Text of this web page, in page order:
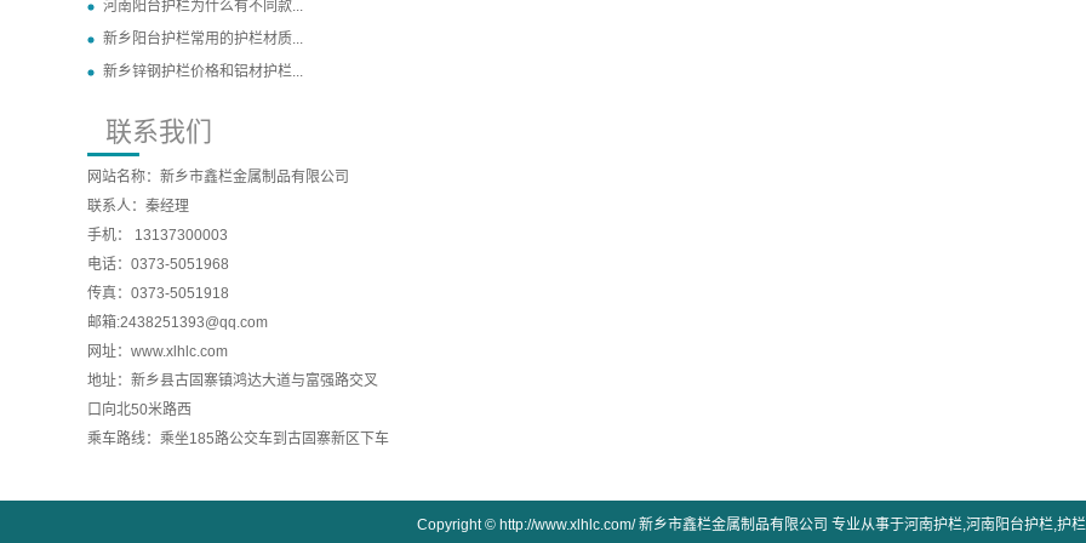
河南阳台护栏为什么有不同款...
新乡阳台护栏常用的护栏材质...
新乡锌钢护栏价格和铝材护栏...
联系我们
网站名称：新乡市鑫栏金属制品有限公司
联系人：秦经理
手机： 13137300003
电话：0373-5051968
传真：0373-5051918
邮箱:2438251393@qq.com
网址：www.xlhlc.com
地址：新乡县古固寨镇鸿达大道与富强路交叉
口向北50米路西
乘车路线：乘坐185路公交车到古固寨新区下车
Copyright © http://www.xlhlc.com/ 新乡市鑫栏金属制品有限公司 专业从事于河南护栏,河南阳台护栏,护